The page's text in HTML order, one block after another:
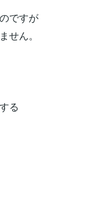
ですが
せん。
る